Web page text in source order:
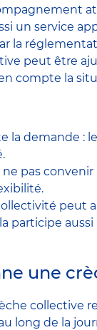
un service
la
peut être
compte la
la demande :
ne pas
peut
participe
une
collective
long de la